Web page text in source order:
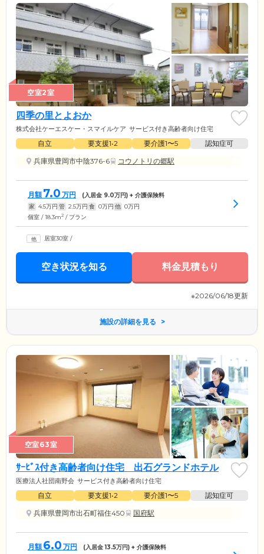
空室2室
四季の里とよおか
株式会社ケーエスケー・スマイルケア サービス付き高齢者向け住宅
自立 要支援1•2 要介護1〜5
認知症可
兵庫県豊岡市中陰376-6
コウノトリの郷駅
月額 7.0 万円 (入居金 9.0万円) + 介護保険料
家 4.5万円 管 2.5万円 食 0万円 他 0万円
個室 / 18.3m2 / プラン
居室30室 /
空き状況を知る 料金見積もり
※2026/06/18更新
施設の詳細を見る
空室63室
ｻｰﾋﾞｽ付き高齢者向け住宅 出石グランドホテル
医療法人社団南野会 サービス付き高齢者向け住宅
自立 要支援1•2 要介護1〜5
認知症可
兵庫県豊岡市出石町福住450
国府駅
月額 6.0 万円 (入居金13.5万円) + 介護保険料